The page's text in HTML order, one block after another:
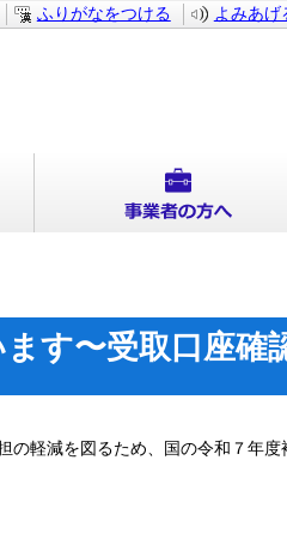
ふりがなをつける よみあげ
す〜受取口座
軽減を図るため、国の令和７年